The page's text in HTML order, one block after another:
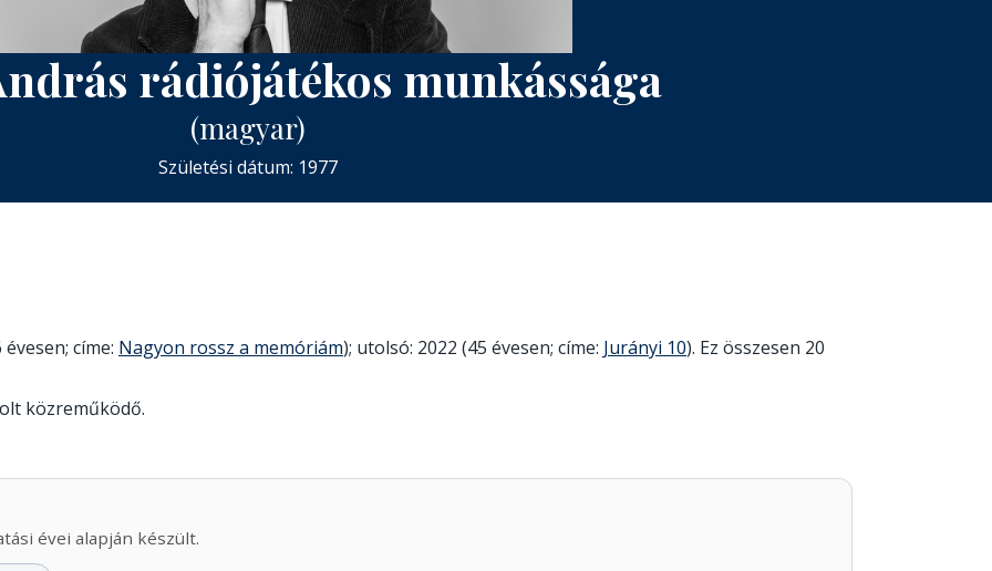
rádiójátékos munkássága
(magyar)
Születési dátum: 1977
címe: Nagyon rossz a memóriám); utolsó: 2022 (45 évesen; címe: Jurányi 10). Ez összesen 20
közreműködő.
évei alapján készült.